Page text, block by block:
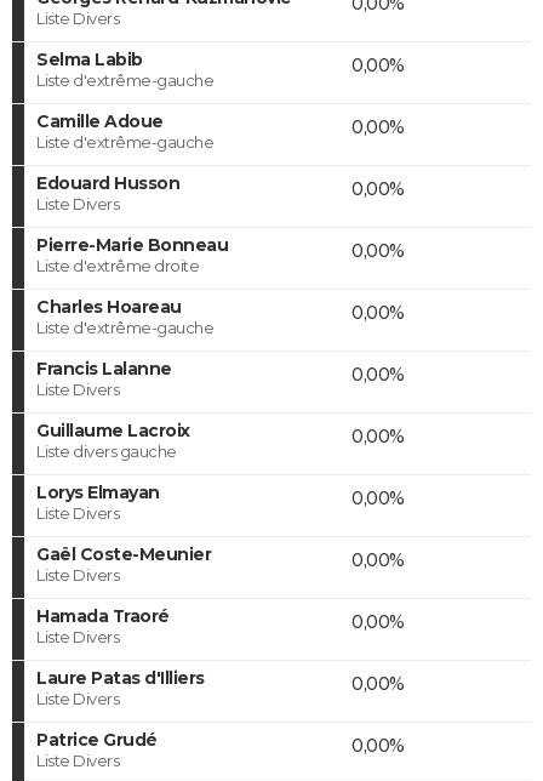
Liste Divers
Selma Labib
Liste d'extrême-gauche
0,00%
Camille Adoue
Liste d'extrême-gauche
0,00%
Edouard Husson
Liste Divers
0,00%
Pierre-Marie Bonneau
Liste d'extrême droite
0,00%
Charles Hoareau
Liste d'extrême-gauche
0,00%
Francis Lalanne
Liste Divers
0,00%
Guillaume Lacroix
Liste divers gauche
0,00%
Lorys Elmayan
Liste Divers
0,00%
Gaël Coste-Meunier
Liste Divers
0,00%
Hamada Traoré
Liste Divers
0,00%
Laure Patas d'Illiers
Liste Divers
0,00%
Patrice Grudé
Liste Divers
0,00%